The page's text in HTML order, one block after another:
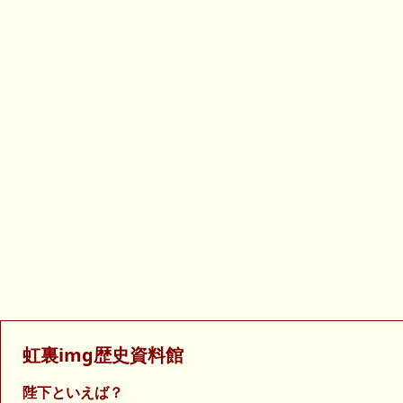
虹裏img歴史資料館
陛下といえば？